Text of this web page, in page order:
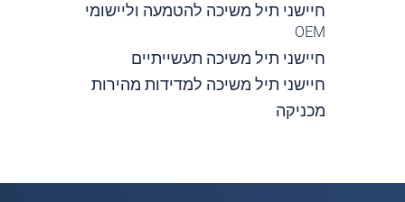
חיישני תיל משיכה להטמעה וליישומי
OEM
חיישני תיל משיכה תעשייתיים
חיישני תיל משיכה למדידות מהירות
מכניקה